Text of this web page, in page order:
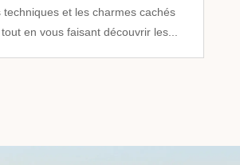
techniques et les charmes cachés
en vous faisant découvrir les...